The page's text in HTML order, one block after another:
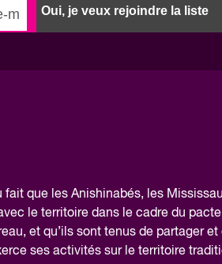
Oui, je veux rejoindre la liste
que les Anishinabés, les
le territoire dans le cadre du pacte
et qu’ils sont tenus de partager
ses activités sur le territoire